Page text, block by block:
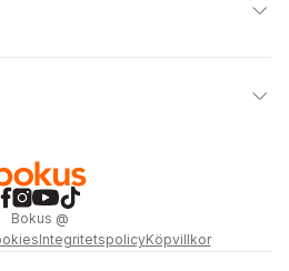
Bokus @
IntegritetspolicyKöpvillkor